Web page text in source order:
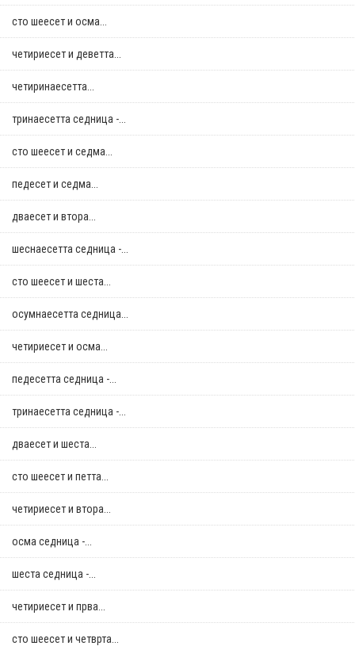
сто шеесет и осма...
четириесет и деветта...
четиринаесетта...
тринаесетта седница -...
сто шеесет и седма...
педесет и седма...
дваесет и втора...
шеснаесетта седница -...
сто шеесет и шеста...
осумнaесетта седница...
четириесет и осма...
педесетта седница -...
тринаесетта седница -...
дваесет и шеста...
сто шеесет и петта...
четириесет и втора...
осма седница -...
шеста седница -...
четириесет и прва...
сто шеесет и четврта...